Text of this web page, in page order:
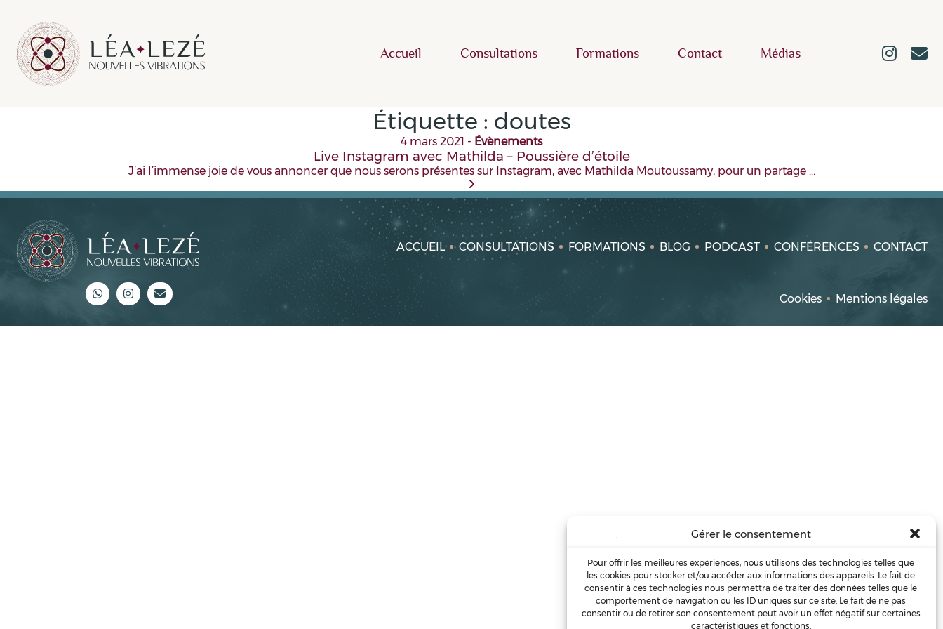
Gérer le consentement
Pour offrir les meilleures expériences, nous utilisons des technologies telles que
les cookies pour stocker et/ou accéder aux informations des appareils. Le fait de
consentir à ces technologies nous permettra de traiter des données telles que le
comportement de navigation ou les ID uniques sur ce site. Le fait de ne pas
consentir ou de retirer son consentement peut avoir un effet négatif sur certaines
caractéristiques et fonctions.
Accueil Consultations Formations Contact Médias
Étiquette : doutes
4 mars 2021 - Évènements
Live Instagram avec Mathilda – Poussière d’étoile
J’ai l’immense joie de vous annoncer que nous serons présentes sur Instagram, avec Mathilda Moutoussamy, pour un partage …
ACCUEIL CONSULTATIONS FORMATIONS BLOG PODCAST CONFÉRENCES CONTACT
Cookies Mentions légales